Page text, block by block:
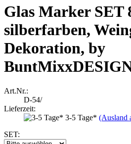
Glas Marker SET
silberfarben,
Dekoration, by
Art.Nr.:
D-54/
Lieferzeit:
3-5 Tage* (Ausland
SET: